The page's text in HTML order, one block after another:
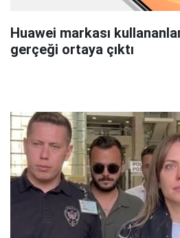
Huawei markası
gerçeği ortaya çıktı